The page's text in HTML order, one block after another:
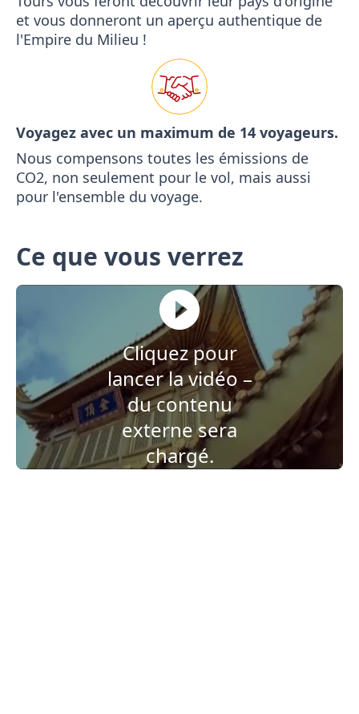
et vous donneront un aperçu authentique de
l'Empire du Milieu !
Voyagez avec un maximum de 14 voyageurs.
Nous compensons toutes les émissions de
CO2, non seulement pour le vol, mais aussi
pour l'ensemble du voyage.
Ce que vous verrez
Cliquez pour
lancer la vidéo –
du contenu
externe sera
chargé.